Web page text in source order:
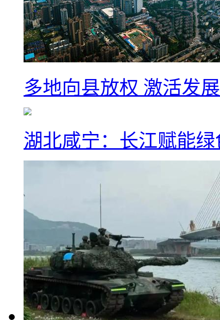
多地向县放权 激活发
湖北咸宁：长江赋能